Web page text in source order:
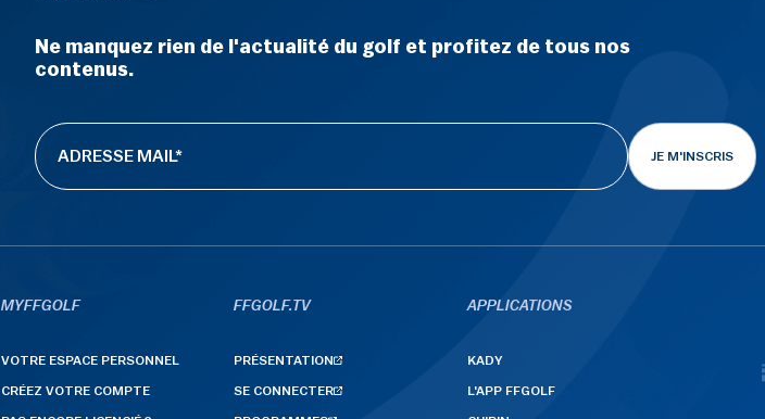
Ne manquez rien de l'actualité du golf et profitez de tous nos
contenus.
JE M'INSCRIS
MYFFGOLF
VOTRE ESPACE PERSONNEL
CRÉEZ VOTRE COMPTE
FFGOLF.TV
PRÉSENTATION
SE CONNECTER
APPLICATIONS
KADY
L'APP FFGOLF